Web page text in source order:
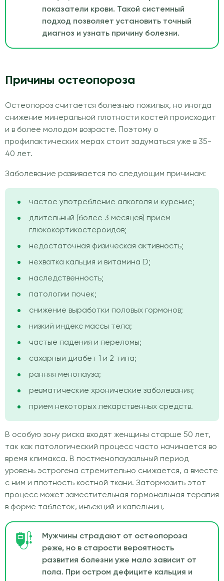
показатели крови. Такой системный
подход позволяет установить точный
диагноз и узнать причину болезни.
Причины остеопороза
Остеопороз считается болезнью пожилых, но иногда
снижение минеральной плотности костей происходит
и в более молодом возрасте. Поэтому о
профилактических мерах стоит задуматься уже в 35-
40 лет.
Заболевание развивается по следующим причинам:
частое употребление алкоголя и курение;
длительный (более 3 месяцев) прием
глюкокортикостероидов;
недостаточная физическая активность;
нехватка кальция и витамина D;
наследственность;
патологии почек;
снижение выработки половых гормонов;
низкий индекс массы тела;
частые падения и переломы;
сахарный диабет 1 и 2 типа;
ранняя менопауза;
ревматические хронические заболевания;
прием некоторых лекарственных средств.
В особую зону риска входят женщины старше 50 лет,
так как патологический процесс часто начинается во
время климакса. В постменопаузальный период
уровень эстрогена стремительно снижается, а вместе
с ним и плотность костной ткани. Затормозить этот
процесс может заместительная гормональная терапия
в форме таблеток, инъекций и капельниц.
Мужчины страдают от остеопороза
реже, но в старости вероятность
развития болезни уже мало зависит от
пола. При остром дефиците кальция и